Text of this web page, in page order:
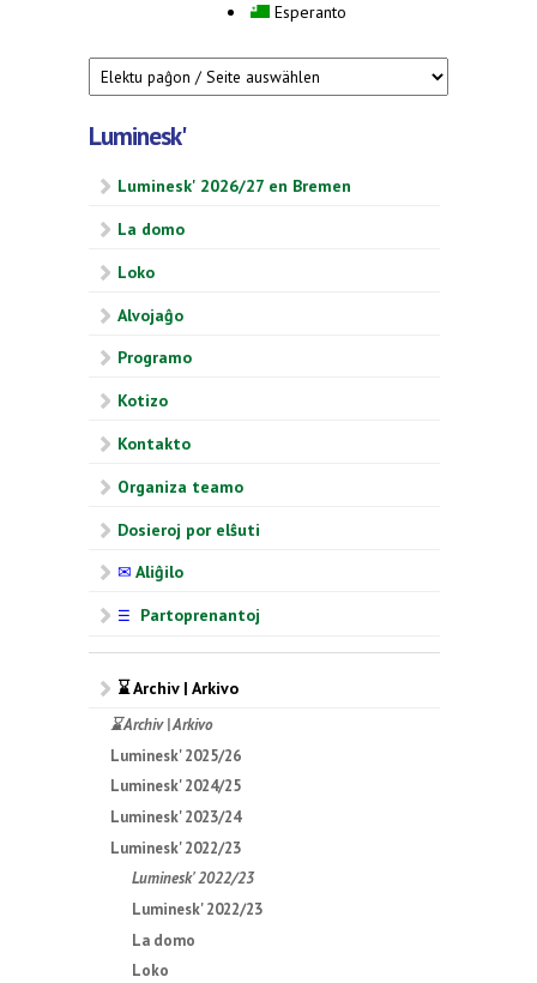
Esperanto
Luminesk'
Luminesk' 2026/27 en Bremen
La domo
Loko
Alvojaĝo
Programo
Kotizo
Kontakto
Organiza teamo
Dosieroj por elŝuti
✉ Aliĝilo
☰ Partoprenantoj
⌛ Archiv | Arkivo
⌛ Archiv | Arkivo
Luminesk' 2025/26
Luminesk' 2024/25
Luminesk' 2023/24
Luminesk' 2022/23
Luminesk' 2022/23
Luminesk' 2022/23
La domo
Loko